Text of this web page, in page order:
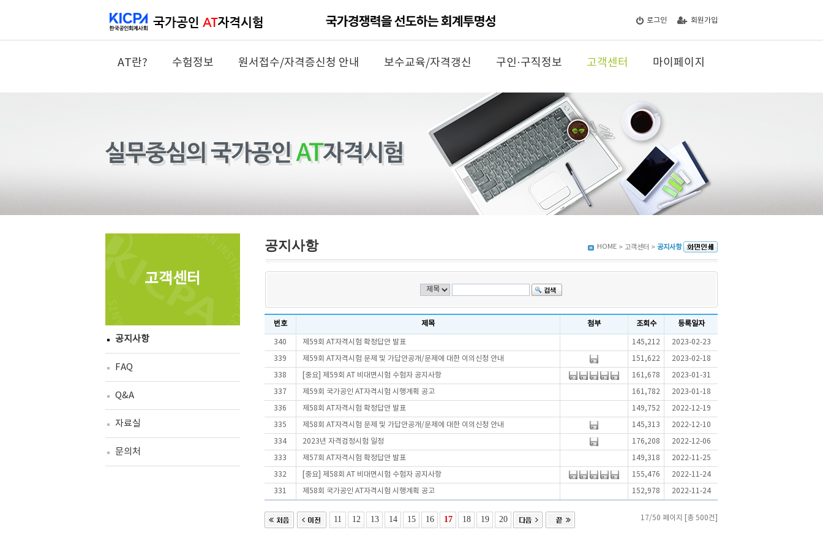
로그인 회원가입
AT란? 수험정보 원서접수/자격증신청 안내 보수교육/자격갱신 구인·구직정보 고객센터 마이페이지
고객센터
공지사항
FAQ
Q&A
자료실
문의처
공지사항 HOME > 고객센터 > 공지사항
번호 제목 첨부 조회수 등록일자
340 제59회 AT자격시험 확정답안 발표 145,212 2023-02-23
339 제59회 AT자격시험 문제 및 가답안공개/문제에 대한 이의신청 안내 151,622 2023-02-18
338 [중요] 제59회 AT 비대면시험 수험자 공지사항 161,678 2023-01-31
337 제59회 국가공인 AT자격시험 시행계획 공고 161,782 2023-01-18
336 제58회 AT자격시험 확정답안 발표 149,752 2022-12-19
335 제58회 AT자격시험 문제 및 가답안공개/문제에 대한 이의신청 안내 145,313 2022-12-10
334 2023년 자격검정시험 일정 176,208 2022-12-06
333 제57회 AT자격시험 확정답안 발표 149,318 2022-11-25
332 [중요] 제58회 AT 비대면시험 수험자 공지사항 155,476 2022-11-24
331 제58회 국가공인 AT자격시험 시행계획 공고 152,978 2022-11-24
11 12 13 14 15 16 17 18 19 20 17/50 페이지 [총 500건]